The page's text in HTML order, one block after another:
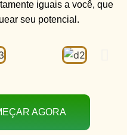
iguais a você, que
seu potencial.
AGORA